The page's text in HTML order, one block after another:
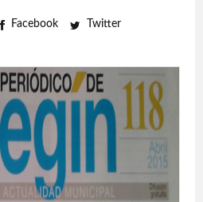
Facebook Twitter